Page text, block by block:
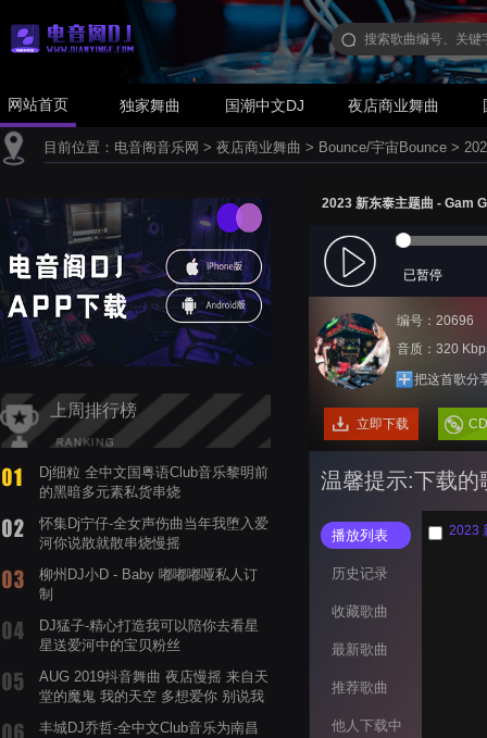
网站首页 独家舞曲 国潮中文DJ 夜店商业舞曲
目前位置： 电音阁音乐网 > 夜店商业舞曲 > Bounce/宇宙Bounce >
上周排行榜
Dj细粒 全中文国粤语Club音乐黎明前
的黑暗多元素私货串烧
怀集Dj宁仔-全女声伤曲当年我堕入爱
河你说散就散串烧慢摇
柳州DJ小D - Baby 嘟嘟嘟哑私人订
制
DJ猛子-精心打造我可以陪你去看星
星送爱河中的宝贝粉丝
AUG 2019抖音舞曲 夜店慢摇 来自天
堂的魔鬼 我的天空 多想爱你 别说我
丰城DJ乔哲-全中文Club音乐为南昌
2023 新东泰主题曲 - Gam
已暂停
编号：20696
音质：320
把这首歌分
立即下载
温馨提示:下载的
播放列表
历史记录
收藏歌曲
最新歌曲
推荐歌曲
他人下载中
2023